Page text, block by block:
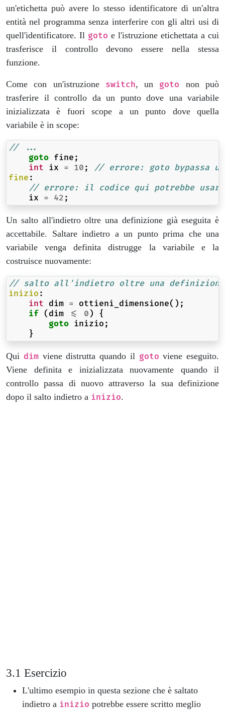
un'etichetta può avere lo stesso identificatore di un'altra
entità nel programma senza interferire con gli altri usi di
quell'identificatore. Il goto e l'istruzione etichettata a cui
trasferisce il controllo devono essere nella stessa
funzione.
Come con un'istruzione switch, un goto non può
trasferire il controllo da un punto dove una variabile
inizializzata è fuori scope a un punto dove quella
variabile è in scope:
// ...
goto fine ;
int ix = 10 ;
// errore: goto bypassa
fine :
// errore: il codice qui potrebbe
ix = 42 ;
Un salto all'indietro oltre una definizione già eseguita è
accettabile. Saltare indietro a un punto prima che una
variabile venga definita distrugge la variabile e la
costruisce nuovamente:
// salto all'indietro oltre una
inizio :
int dim = ottieni_dimensione();
if ( dim <= 0 )
{
goto inizio ;
}
Qui dimviene distrutta quando il goto viene eseguito.
Viene definita e inizializzata nuovamente quando il
controllo passa di nuovo attraverso la sua definizione
dopo il salto indietro a inizio.
Esercizio
L'ultimo esempio in questa sezione che è saltato
indietro a inizio potrebbe essere scritto meglio